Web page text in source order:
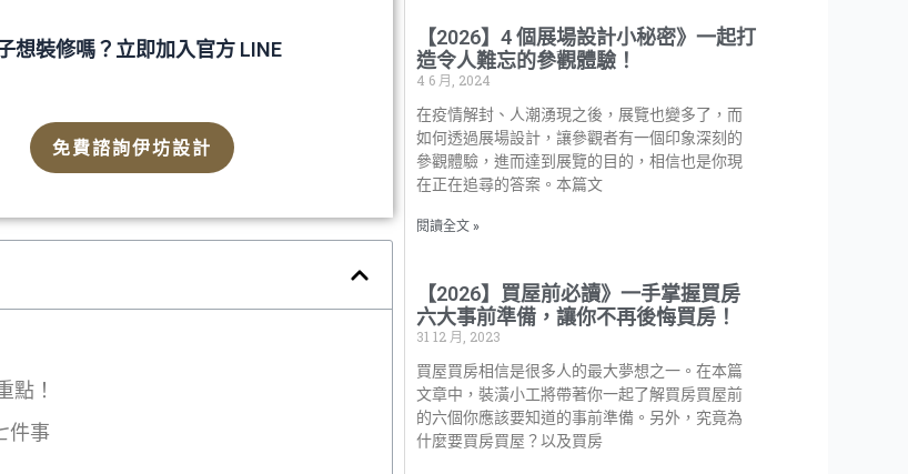
想裝修嗎？立即加入官方 LINE
免費諮詢伊坊設計
點！
件事
【2026】4 個展場設計小秘密》一起打
造令人難忘的參觀體驗！
4 6 月, 2024
在疫情解封、人潮湧現之後，展覽也變多了，而
如何透過展場設計，讓參觀者有一個印象深刻的
參觀體驗，進而達到展覽的目的，相信也是你現
在正在追尋的答案。本篇文
閱讀全文 »
【2026】買屋前必讀》一手掌握買房
六大事前準備，讓你不再後悔買房！
31 12 月, 2023
買屋買房相信是很多人的最大夢想之一。在本篇
文章中，裝潢小工將帶著你一起了解買房買屋前
的六個你應該要知道的事前準備。另外，究竟為
什麼要買房買屋？以及買房